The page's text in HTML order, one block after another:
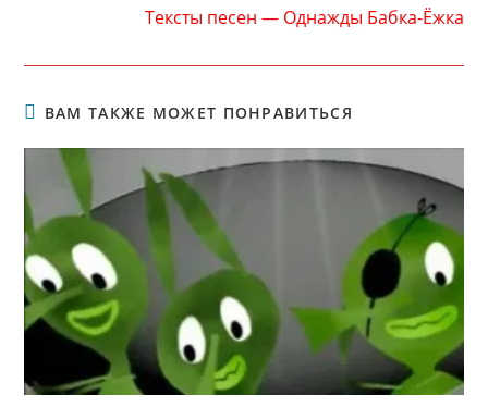
Тексты песен — Однажды Бабка-Ёжка
ВАМ ТАКЖЕ МОЖЕТ ПОНРАВИТЬСЯ